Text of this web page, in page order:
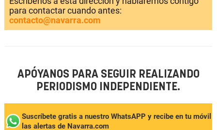
para contactar cuando antes:
contacto@navarra.com
APÓYANOS PARA SEGUIR REALIZANDO
PERIODISMO INDEPENDIENTE.
Suscríbete gratis a nuestro WhatsAPP y recibe en tu móvil
las alertas de Navarra.com